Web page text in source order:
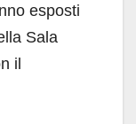
esposti
Sala
il